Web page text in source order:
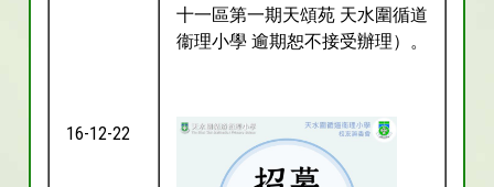
16-12-22
十一區第一期天頌苑 天水圍循道
衞理小學 逾期恕不接受辦理）。